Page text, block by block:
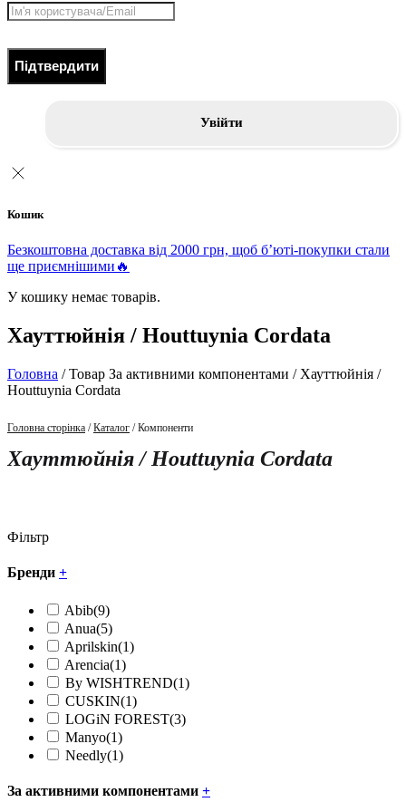
Підтвердити
Увійти
Кошик
Безкоштовна доставка від 2000 грн, щоб б’юті-покупки стали
ще приємнішими🔥
У кошику немає товарів.
Хауттюйнія / Houttuynia Cordata
Головна / Товар За активними компонентами / Хауттюйнія /
Houttuynia Cordata
Головна сторінка /Каталог / Компоненти
Хауттюйнія / Houttuynia Cordata
Фільтр
Бренди +
Abib(9)
Anua(5)
Aprilskin(1)
Arencia(1)
By WISHTREND(1)
CUSKIN(1)
LOGiN FOREST(3)
Manyo(1)
Needly(1)
За активними компонентами +